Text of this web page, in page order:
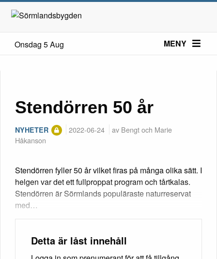
Onsdag 5 Aug MENY
Stendörren 50 år
NYHETER 2022-06-24
av Bengt och Marie
Håkanson
Stendörren fyller 50 år vilket firas på många olika sätt. I
helgen var det ett fullproppat program och tårtkalas.
Stendörren är Sörmlands populäraste naturreservat
med…
Detta är låst innehåll